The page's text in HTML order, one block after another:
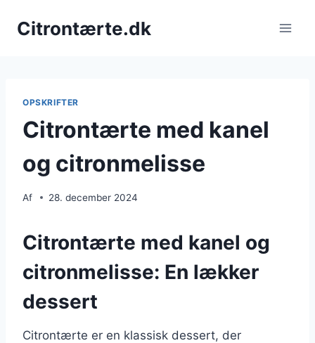
Citrontærte.dk
OPSKRIFTER
Citrontærte med kanel
og citronmelisse
Af 28. december 2024
Citrontærte med kanel og
citronmelisse: En lækker
dessert
Citrontærte er en klassisk dessert, der